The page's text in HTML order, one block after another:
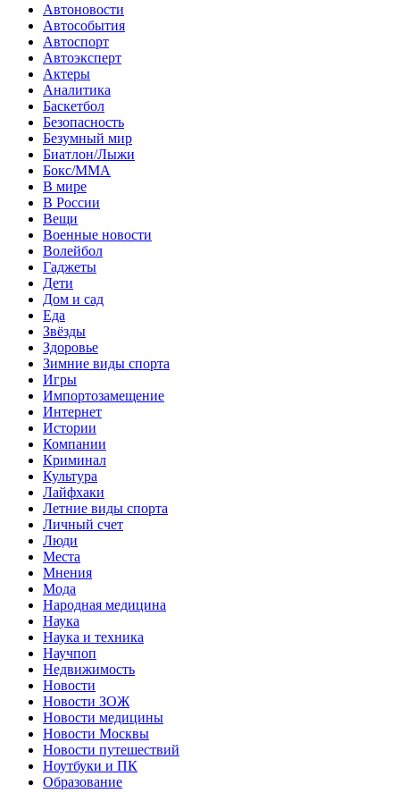
Автоновости
Автособытия
Автоспорт
Автоэксперт
Актеры
Аналитика
Баскетбол
Безопасность
Безумный мир
Биатлон/Лыжи
Бокс/MMA
В мире
В России
Вещи
Военные новости
Волейбол
Гаджеты
Дети
Дом и сад
Еда
Звёзды
Здоровье
Зимние виды спорта
Игры
Импортозамещение
Интернет
Истории
Компании
Криминал
Культура
Лайфхаки
Летние виды спорта
Личный счет
Люди
Места
Мнения
Мода
Народная медицина
Наука
Наука и техника
Научпоп
Недвижимость
Новости
Новости ЗОЖ
Новости медицины
Новости Москвы
Новости путешествий
Ноутбуки и ПК
Образование